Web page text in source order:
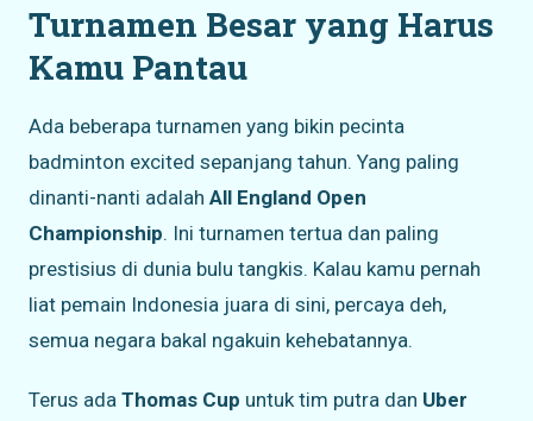
Turnamen Besar yang Harus
Kamu Pantau
Ada beberapa turnamen yang bikin pecinta
badminton excited sepanjang tahun. Yang paling
dinanti-nanti adalah All England Open
Championship. Ini turnamen tertua dan paling
prestisius di dunia bulu tangkis. Kalau kamu pernah
liat pemain Indonesia juara di sini, percaya deh,
semua negara bakal ngakuin kehebatannya.
Terus ada Thomas Cup untuk tim putra dan Uber